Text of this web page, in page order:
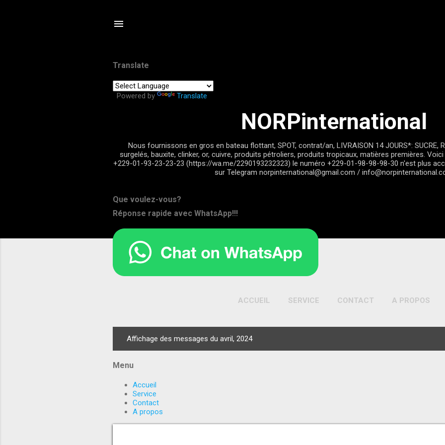
Translate
Powered by Translate
NORPinternational
Nous fournissons en gros en bateau flottant, SPOT, contrat/an, LIVRAISON 14 JOURS*: SUCRE,
surgelés, bauxite, clinker, or, cuivre, produits pétroliers, produits tropicaux, matières premières.
+229-01-93-23-23-23 (https://wa.me/2290193232323) le numéro +229-01-98-98-98-30 n'est plus
sur Telegram norpinternational@gmail.com /
Que voulez-vous?
Réponse rapide avec WhatsApp!!!
ACCUEIL SERVICE CONTACT A PROPOS
s
e
Affichage des messages du avril, 2024
Menu
Accueil
Service
Contact
A propos